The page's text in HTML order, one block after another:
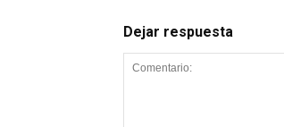
Dejar respuesta